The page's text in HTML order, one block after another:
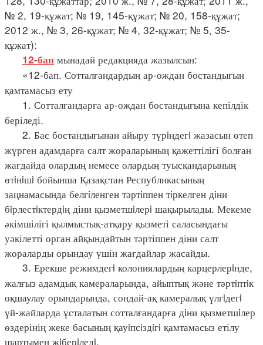
№ 2, 19-құжат; № 19, 145-құжат; № 20, 158-құжат;
2012 ж., № 3, 26-құжат; № 4, 32-құжат; № 5, 35-
құжат):
12-бап мынадай редакцияда жазылсын:
«12-бап. Сотталғандардың ар-ождан бостандығын
қамтамасыз ету
1. Сотталғандарға ар-ождан бостандығына кепілдік
беріледі.
2. Бас бостандығынан айыру түрiндегi жазасын өтеп
жүрген адамдарға салт жораларының қажеттілігі болған
жағдайда олардың немесе олардың туысқандарының
өтiнiшi бойынша Қазақстан Республикасының
заңнамасында белгiленген тәртiппен тiркелген дiни
бiрлестiктердiң діни қызметшiлерi шақырылады. Мекеме
әкімшілігі қылмыстық-атқару қызметі саласындағы
уәкілетті орган айқындайтын тәртіппен діни салт
жораларды орындау үшін жағдайлар жасайды.
3. Ерекше режимдегi колониялардың карцерлерiнде,
жалғыз адамдық камераларында, айыптық және тәртiптiк
оқшаулау орындарында, сондай-ақ камералық үлгiдегi
үй-жайларда ұсталатын сотталғандарға дiни қызметшiлер
өздерінің жеке басының қауiпсiздiгi қамтамасыз етілу
шартымен жiберiледi.